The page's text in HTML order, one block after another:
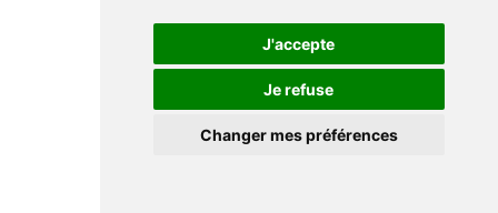
J'accepte
Je refuse
Changer mes préférences